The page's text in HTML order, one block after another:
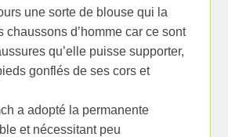
une sorte de blouse qui la
chaussons d’homme car ce sont
qu’elle puisse supporter,
gonflés de ses cors et
a adopté la permanente
et nécessitant peu